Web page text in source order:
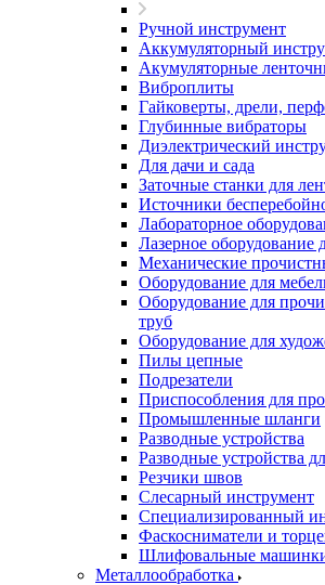
Ручной инструмент
Аккумуляторный
Акумуляторные
Виброплиты
Гайковерты, дрели,
Глубинные вибраторы
Диэлектрический
Для дачи и сада
Заточные станки для
Источники
Лабораторное
Лазерное оборудование
Механические
Оборудование для
Оборудование для
труб
Оборудование для
Пилы цепные
Подрезатели
Приспособления для
Промышленные шланги
Разводные устройства
Разводные устройства
Резчики швов
Слесарный инструмент
Специализированный
Фаскосниматели и
Шлифовальные
Металлообработка